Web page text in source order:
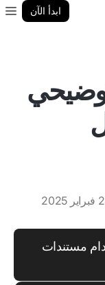
ابدأ الآن
2025
مستندات